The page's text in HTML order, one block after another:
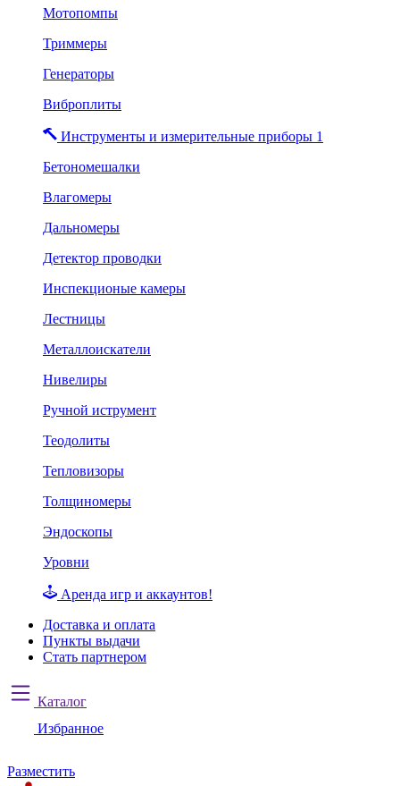
Мотопомпы
Триммеры
Генераторы
Виброплиты
Инструменты и измерительные приборы 1
Бетономешалки
Влагомеры
Дальномеры
Детектор проводки
Инспекционые камеры
Лестницы
Металлоискатели
Нивелиры
Ручной иструмент
Теодолиты
Тепловизоры
Толщиномеры
Эндоскопы
Уровни
Аренда игр и аккаунтов!
Доставка и оплата
Пункты выдачи
Стать партнером
Каталог
Избранное
Разместить